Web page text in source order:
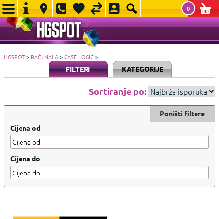
0
HGSPOT> RAČUNALA>CASE LOGIC>
FILTERI KATEGORIJE
Sortiranje po:
Cijena od
Cijena do
Poništi filtere